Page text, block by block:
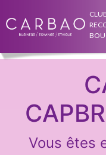
Vous êtes